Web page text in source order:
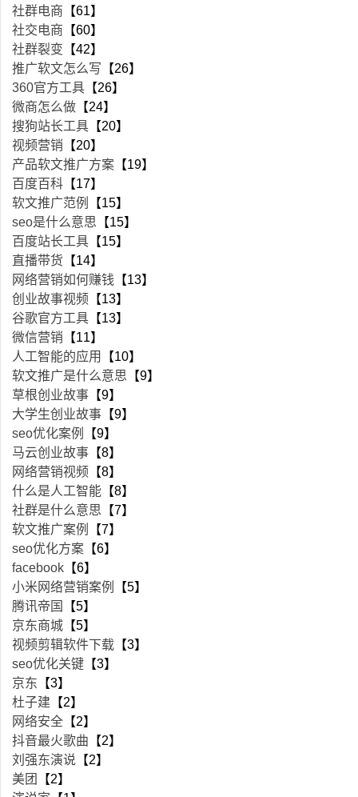
社群电商 【61】
社交电商 【60】
社群裂变 【42】
推广软文怎么写 【26】
360官方工具 【26】
微商怎么做 【24】
搜狗站长工具 【20】
视频营销 【20】
产品软文推广方案 【19】
百度百科 【17】
软文推广范例
【15】
seo是什么意思 【15】
百度站长工具 【15】
直播带货 【14】
网络营销如何赚钱 【13】
创业故事视频 【13】
谷歌官方工具 【13】
微信营销 【11】
人工智能的应用
【10】
软文推广是什么意思 【9】
草根创业故事 【9】
大学生创业故事 【9】
seo优化案例
【9】
马云创业故事 【8】
网络营销视频 【8】
什么是人工智能 【8】
社群是什么意思 【7】
软文推广案例
【7】
seo优化方案 【6】
facebook 【6】
小米网络营销案例
【5】
腾讯帝国
【5】
京东商城 【5】
视频剪辑软件下载 【3】
seo优化关键 【3】
京东 【3】
杜子建 【2】
网络安全 【2】
抖音最火歌曲 【2】
刘强东演说 【2】
美团
【2】